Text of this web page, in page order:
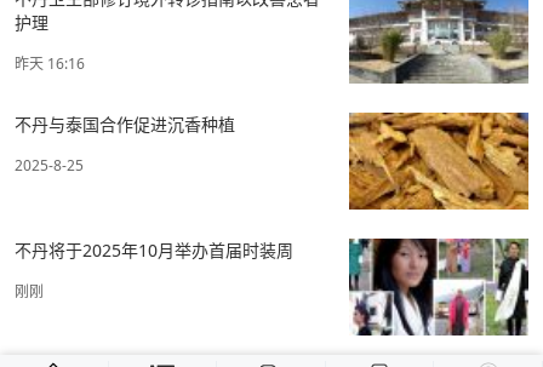
护理
昨天 16:16
不丹与泰国合作促进沉香种植
2025-8-25
不丹将于2025年10月举办首届时装周
刚刚